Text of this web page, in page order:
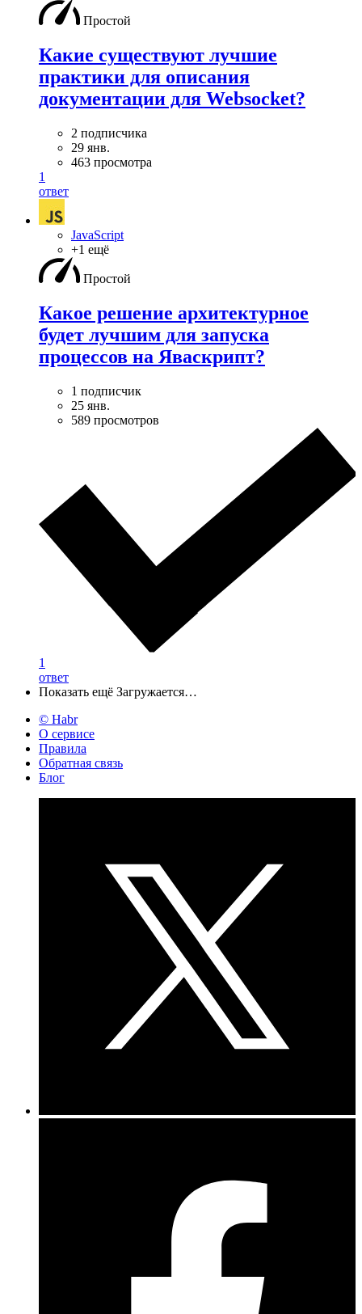
Простой
Какие существуют лучшие
практики для описания
документации для Websocket?
2 подписчика
29 янв.
463 просмотра
1
ответ
JavaScript
+1 ещё
Простой
Какое решение архитектурное
будет лучшим для запуска
процессов на Яваскрипт?
1 подписчик
25 янв.
589 просмотров
1
ответ
Показать ещё Загружается…
© Habr
О сервисе
Правила
Обратная связь
Блог